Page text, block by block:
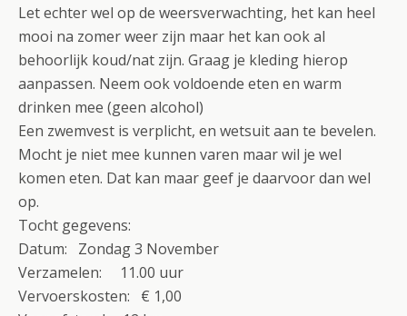
Let echter wel op de weersverwachting, het kan heel
mooi na zomer weer zijn maar het kan ook al
behoorlijk koud/nat zijn. Graag je kleding hierop
aanpassen. Neem ook voldoende eten en warm
drinken mee (geen alcohol)
Een zwemvest is verplicht, en wetsuit aan te bevelen.
Mocht je niet mee kunnen varen maar wil je wel
komen eten. Dat kan maar geef je daarvoor dan wel
op.
Tocht gegevens:
Datum: Zondag 3 November
Verzamelen: 11.00 uur
Vervoerskosten: € 1,00